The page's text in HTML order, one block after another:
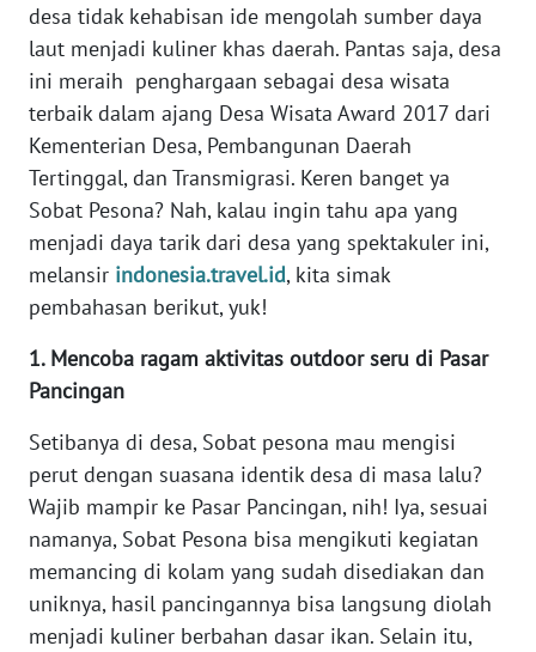
desa tidak kehabisan ide mengolah sumber daya
laut menjadi kuliner khas daerah. Pantas saja, desa
ini meraih penghargaan sebagai desa wisata
terbaik dalam ajang Desa Wisata Award 2017 dari
Kementerian Desa, Pembangunan Daerah
Tertinggal, dan Transmigrasi. Keren banget ya
Sobat Pesona? Nah, kalau ingin tahu apa yang
menjadi daya tarik dari desa yang spektakuler ini,
melansir indonesia.travel.id, kita simak
pembahasan berikut, yuk!
1. Mencoba ragam aktivitas outdoor seru di Pasar
Pancingan
Setibanya di desa, Sobat pesona mau mengisi
perut dengan suasana identik desa di masa lalu?
Wajib mampir ke Pasar Pancingan, nih! Iya, sesuai
namanya, Sobat Pesona bisa mengikuti kegiatan
memancing di kolam yang sudah disediakan dan
uniknya, hasil pancingannya bisa langsung diolah
menjadi kuliner berbahan dasar ikan. Selain itu,
TENTANG
KAMI
PEDOMAN
SIBER
REDAKSI
KARIR
DISCLAIMER
News
Regional
WN
SUMUT
WN
JAKARTA